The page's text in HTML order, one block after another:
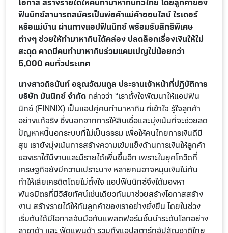
โอกาส สร้างรายได้ให้คนทำมาหากินทั่วไทย โดยลูกค้าของ
ฟินนิกซ์สามารถสมัครเป็นพ่อค้าแม่ค้าออนไลน์ ไรเดอร์
หรือแม่บ้าน ผ่านทางแอปฟินนิกซ์ พร้อมรับสิทธิพิเศษ
ต่างๆ ช่วยให้ทำมาหากินได้คล่อง ปลดล็อกเรื่องเงินให้ไม่
สะดุด คาดมีคนทำมาหากินร่วมแคมเปญไม่น้อยกว่า
5,000 คนทั่วประเทศ
นางสาวถิรนันท์ อรุณวัฒนกูล ประธานเจ้าหน้าที่ปฏิบัติการ
บริษัท มันนิกซ์ จำกัด กล่าวว่า “เราตั้งใจพัฒนาให้แอปฟิน
นิกซ์ (FINNIX) เป็นแอปคู่คนทำมาหากิน ที่เข้าใจ รู้ใจลูกค้า
อย่างแท้จริง ซึ่งนอกจากการให้สินเชื่อและมุ่งเน้นที่จะช่วยลด
ปัญหาหนี้นอกระบบที่ไม่เป็นธรรม เพื่อให้คนไทยการเงินดีมี
สุข เรายังมุ่งเน้นการสร้างความเข้มแข็งด้านการเงินให้ลูกค้า
ของเราได้มีงานและมีรายได้เพิ่มขึ้นอีก เพราะในยุคโควิดที่
เศรษฐกิจยังมีความเปราะบาง หลายคนอาจหมุนเงินไม่ทัน
ทำให้เสียเครดิตโดยไม่ตั้งใจ แอปฟินนิกซ์จึงได้มองหา
พันธมิตรที่มีวิสัยทัศน์เช่นเดียวกันมาช่วยสร้างโอกาสสร้าง
งาน สร้างรายได้ให้กับลูกค้าของเราอย่างยั่งยืน โดยในช่วง
เริ่มต้นได้มีโอกาสจับมือกับแพลตฟอร์มชั้นนำระดับโลกอย่าง